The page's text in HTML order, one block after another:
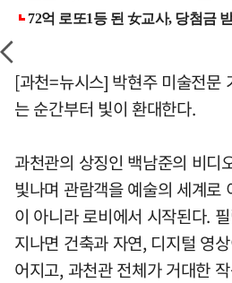
[과천=뉴시스] 박현주 미술전문
는 순간부터 빛이 환대한다.
과천관의 상징인 백남준의 비디
빛나며 관람객을 예술의 세계로
이 아니라 로비에서 시작된다.
지나면 건축과 자연, 디지털 영
어지고, 과천관 전체가 거대한